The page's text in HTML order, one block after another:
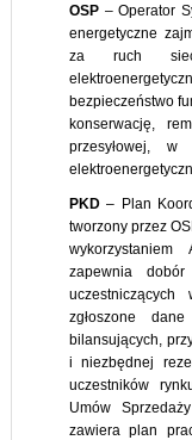
OSP– Operator
energetyczne
za ruch
bezpieczeństwo
konserwację,
przesyłowej,
PKD– Plan
tworzony przez
wykorzystaniem
zapewnia dobór
zgłoszone
bilansujących,
i niezbędnej
uczestników
Umów
zawiera plan